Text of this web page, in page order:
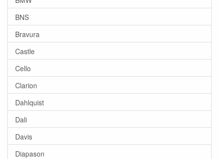
BNS
Bravura
Castle
Cello
Clarion
Dahlquist
Dali
Davis
Diapason